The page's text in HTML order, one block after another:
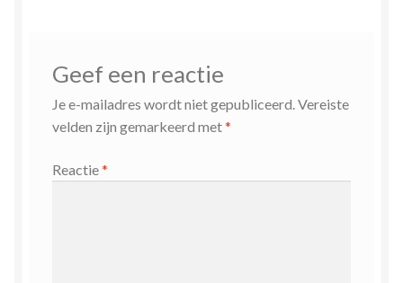
Geef een reactie
Je e-mailadres wordt niet gepubliceerd.Vereiste
velden zijn gemarkeerd met*
Reactie*